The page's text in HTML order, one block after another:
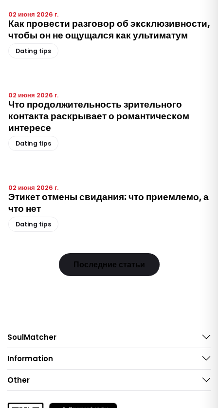
02 июня 2026 г.
Как провести разговор об эксклюзивности,
чтобы он не ощущался как ультиматум
Dating tips
02 июня 2026 г.
Что продолжительность зрительного
контакта раскрывает о романтическом
интересе
Dating tips
02 июня 2026 г.
Этикет отмены свидания: что приемлемо, а
что нет
Dating tips
Последние статьи
SoulMatcher
Information
Other